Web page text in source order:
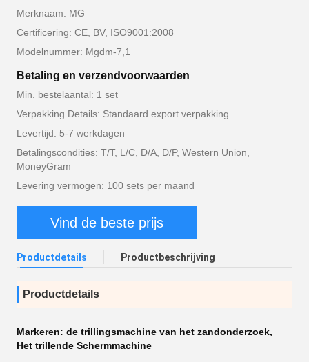
Merknaam: MG
Certificering: CE, BV, ISO9001:2008
Modelnummer: Mgdm-7,1
Betaling en verzendvoorwaarden
Min. bestelaantal: 1 set
Verpakking Details: Standaard export verpakking
Levertijd: 5-7 werkdagen
Betalingscondities: T/T, L/C, D/A, D/P, Western Union,
MoneyGram
Levering vermogen: 100 sets per maand
Vind de beste prijs
Productdetails Productbeschrijving
Productdetails
Markeren: de trillingsmachine van het zandonderzoek,
Het trillende Schermmachine